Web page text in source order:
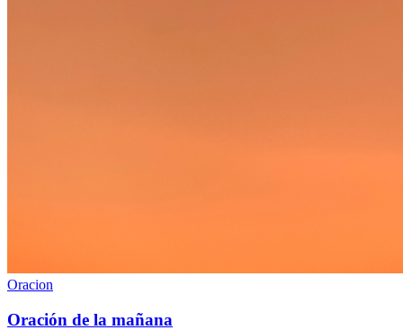
Oracion
Oración de la mañana